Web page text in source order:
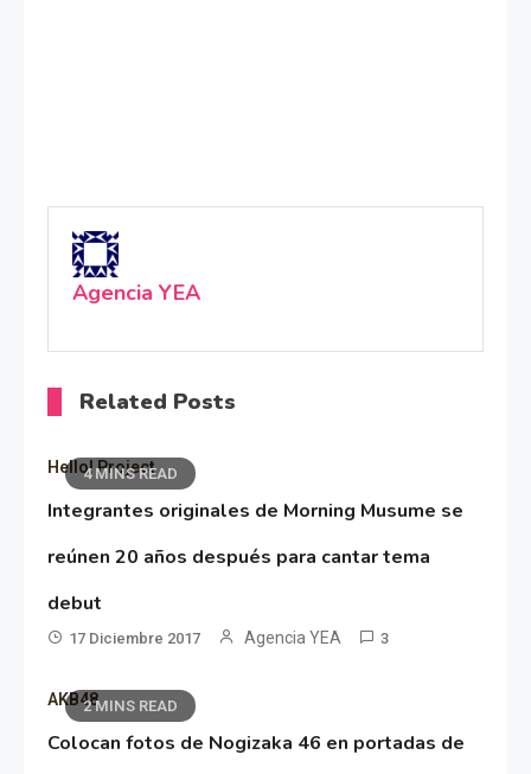
Agencia YEA
Related Posts
4 MINS READ
Hello! Project
Integrantes originales de Morning Musume se
reúnen 20 años después para cantar tema
debut
17 Diciembre 2017 Agencia YEA 3
2 MINS READ
AKB48
Colocan fotos de Nogizaka 46 en portadas de